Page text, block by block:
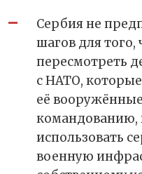
Сербия не
шагов для
пересмотреть
с НАТО,
её
использовать
военную